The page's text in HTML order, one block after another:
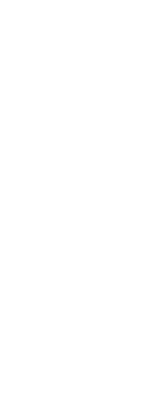
Siren Vintage CO-0321
Chống UV | CO-0329